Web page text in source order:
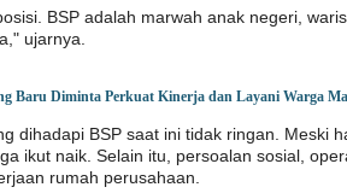
BSP adalah marwah anak negeri,
ujarnya.
Baru Diminta Perkuat Kinerja dan Layani Warga
dihadapi BSP saat ini tidak ringan. Meski
ikut naik. Selain itu, persoalan sosial,
rumah perusahaan.